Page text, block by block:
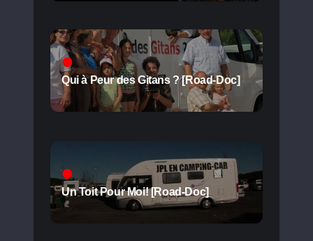
Qui à Peur des Gitans ? [Road-Doc]
Un Toit Pour Moi! [Road-Doc]